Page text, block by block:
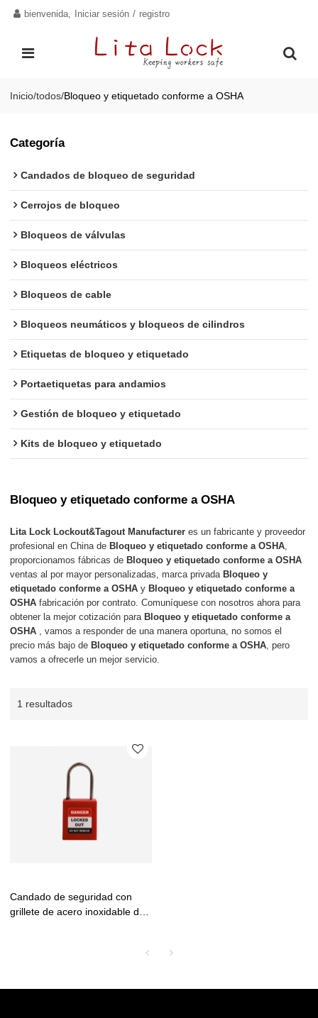
bienvenida, Iniciar sesión / registro
Inicio/todos/Bloqueo y etiquetado conforme a OSHA
Categoría
Candados de bloqueo de seguridad
Cerrojos de bloqueo
Bloqueos de válvulas
Bloqueos eléctricos
Bloqueos de cable
Bloqueos neumáticos y bloqueos de cilindros
Etiquetas de bloqueo y etiquetado
Portaetiquetas para andamios
Gestión de bloqueo y etiquetado
Kits de bloqueo y etiquetado
Bloqueo y etiquetado conforme a OSHA
Lita Lock Lockout&Tagout Manufacturer es un fabricante y proveedor
profesional en China de Bloqueo y etiquetado conforme a OSHA
proporcionamos fábricas de Bloqueo y etiquetado conforme a OSHA
ventas al por mayor personalizadas, marca privada Bloqueo y
etiquetado conforme a OSHA y Bloqueo y etiquetado conforme a
OSHA fabricación por contrato. Comuníquese con nosotros ahora para
obtener la mejor cotización para Bloqueo y etiquetado conforme a
OSHA , vamos a responder de una manera oportuna, no somos el
precio más bajo de Bloqueo y etiquetado conforme a OSHA , pero
vamos a ofrecerle un mejor servicio.
1 resultados
Candado de seguridad con
grillete de acero inoxidable de
etiquetado en China | Lita Lock